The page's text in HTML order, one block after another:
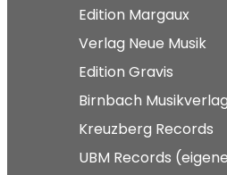
Edition Margaux
Verlag Neue Musik
Edition Gravis
Birnbach Musikverlag
Kreuzberg Records
UBM Records